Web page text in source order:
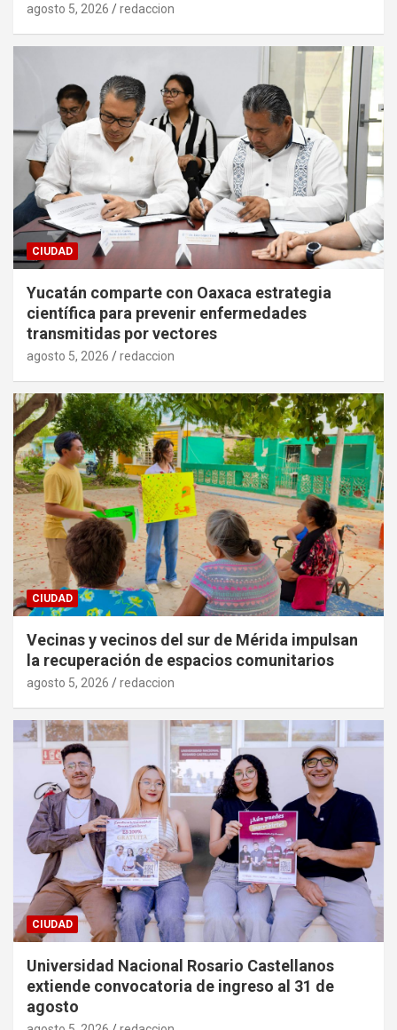
agosto 5, 2026 redaccion
CIUDAD
Yucatán comparte con Oaxaca estrategia
científica para prevenir enfermedades
transmitidas por vectores
agosto 5, 2026 redaccion
CIUDAD
Vecinas y vecinos del sur de Mérida impulsan
la recuperación de espacios comunitarios
agosto 5, 2026 redaccion
CIUDAD
Universidad Nacional Rosario Castellanos
extiende convocatoria de ingreso al 31 de
agosto